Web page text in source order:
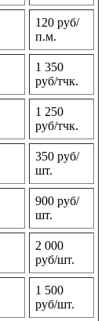
120 руб/
п.м.
1 350
руб/тчк.
1 250
руб/тчк.
350 руб/
шт.
900 руб/
шт.
2 000
руб/шт.
1 500
руб/шт.